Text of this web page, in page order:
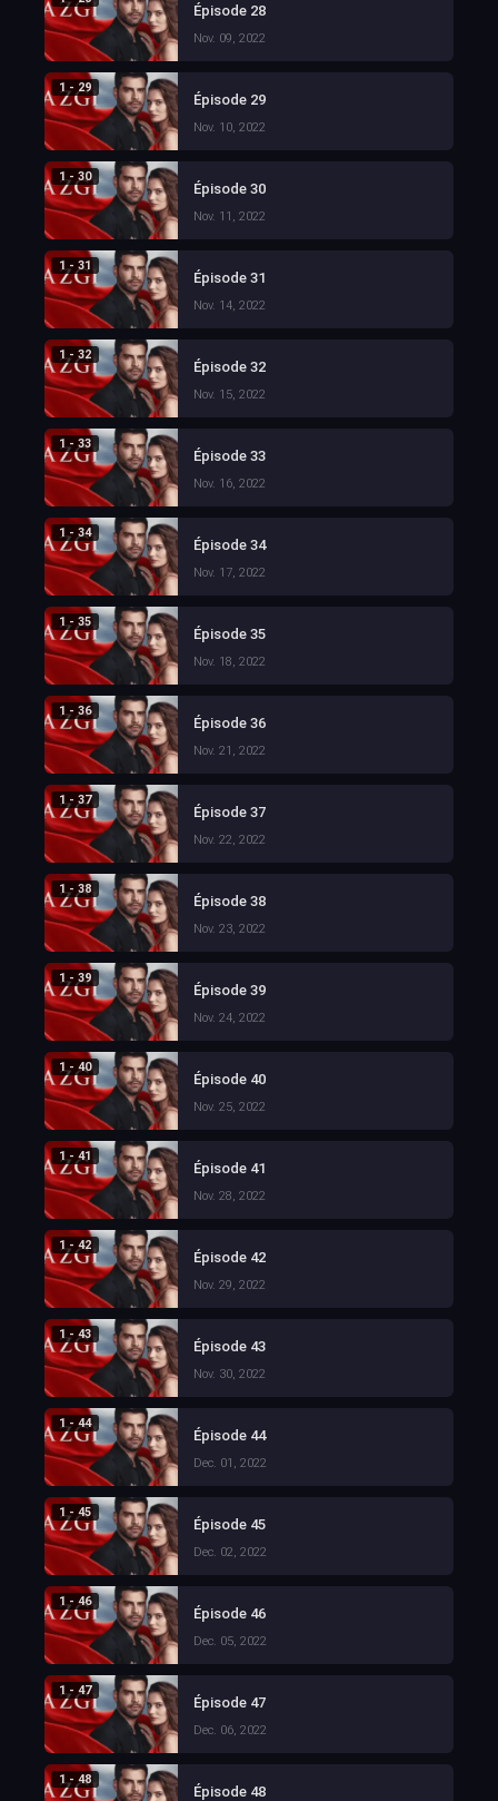
Épisode 28
Nov. 09, 2022
1 - 29
Épisode 29
Nov. 10, 2022
1 - 30
Épisode 30
Nov. 11, 2022
1 - 31
Épisode 31
Nov. 14, 2022
1 - 32
Épisode 32
Nov. 15, 2022
1 - 33
Épisode 33
Nov. 16, 2022
1 - 34
Épisode 34
Nov. 17, 2022
1 - 35
Épisode 35
Nov. 18, 2022
1 - 36
Épisode 36
Nov. 21, 2022
1 - 37
Épisode 37
Nov. 22, 2022
1 - 38
Épisode 38
Nov. 23, 2022
1 - 39
Épisode 39
Nov. 24, 2022
1 - 40
Épisode 40
Nov. 25, 2022
1 - 41
Épisode 41
Nov. 28, 2022
1 - 42
Épisode 42
Nov. 29, 2022
1 - 43
Épisode 43
Nov. 30, 2022
1 - 44
Épisode 44
Dec. 01, 2022
1 - 45
Épisode 45
Dec. 02, 2022
1 - 46
Épisode 46
Dec. 05, 2022
1 - 47
Épisode 47
Dec. 06, 2022
1 - 48
Épisode 48